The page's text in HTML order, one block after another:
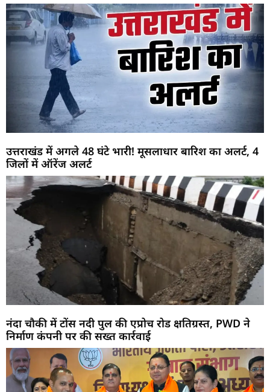
उत्तराखंड में अगले 48 घंटे भारी! मूसलाधार बारिश का अलर्ट, 4
जिलों में ऑरेंज अलर्ट
नंदा चौकी में टोंस नदी पुल की एप्रोच रोड क्षतिग्रस्त, PWD ने
निर्माण कंपनी पर की सख्त कार्रवाई